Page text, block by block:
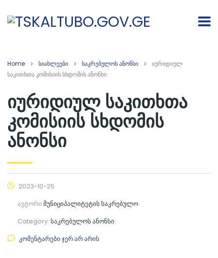
Home სიახლეები საკრებულოს ანონსი
იურიდიულ
საკითხთა კომისიის სხდომის ანონსი
იურიდიულ საკითხთა
კომისიის სხდომის
ანონსი
2023-10-25
ავტორი მუნიციპალიტეტის საკრებულო
Category: საკრებულოს ანონსი
კომენტარები ჯერ არ არის